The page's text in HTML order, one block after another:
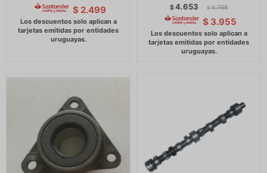
$ 2.499 $4.653 $ 4.768
$ 3.955